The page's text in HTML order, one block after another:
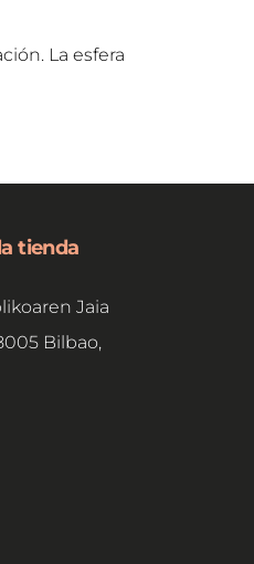
La esfera
tienda
Jaia
Bilbao,